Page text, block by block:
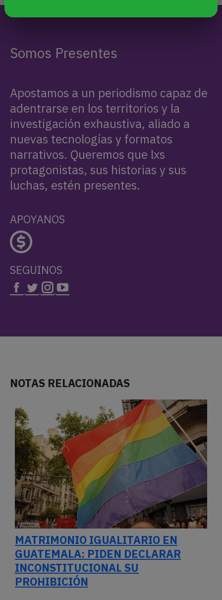
Somos Presentes
Apostamos a un periodismo capaz de
adentrarse en los territorios y la
investigación exhaustiva, aliado a
nuevas tecnologías y formatos
narrativos. Queremos que lxs
protagonistas, sus historias y sus
luchas, estén presentes.
APOYANOS
SEGUINOS
NOTAS RELACIONADAS
MATRIMONIO IGUALITARIO EN
GUATEMALA: PIDEN DECLARAR
INCONSTITUCIONAL SU
PROHIBICIÓN